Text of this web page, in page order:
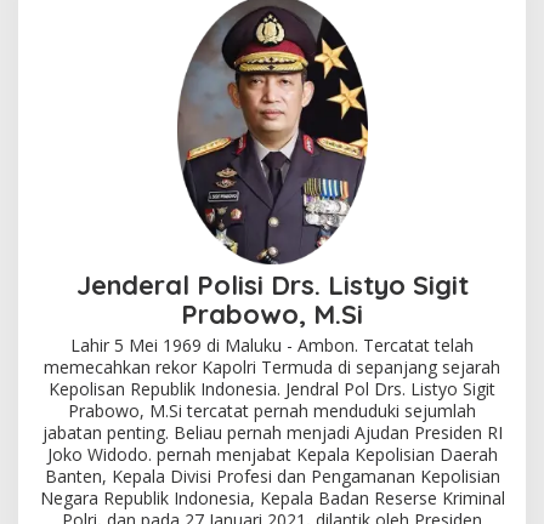
Jenderal Polisi Drs. Listyo Sigit
Prabowo, M.Si
Lahir 5 Mei 1969 di Maluku - Ambon. Tercatat telah
memecahkan rekor Kapolri Termuda di sepanjang sejarah
Kepolisan Republik Indonesia. Jendral Pol Drs. Listyo Sigit
Prabowo, M.Si tercatat pernah menduduki sejumlah
jabatan penting. Beliau pernah menjadi Ajudan Presiden RI
Joko Widodo. pernah menjabat Kepala Kepolisian Daerah
Banten, Kepala Divisi Profesi dan Pengamanan Kepolisian
Negara Republik Indonesia, Kepala Badan Reserse Kriminal